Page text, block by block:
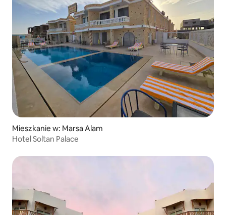
Mieszkanie w: Marsa Alam
Hotel Soltan Palace